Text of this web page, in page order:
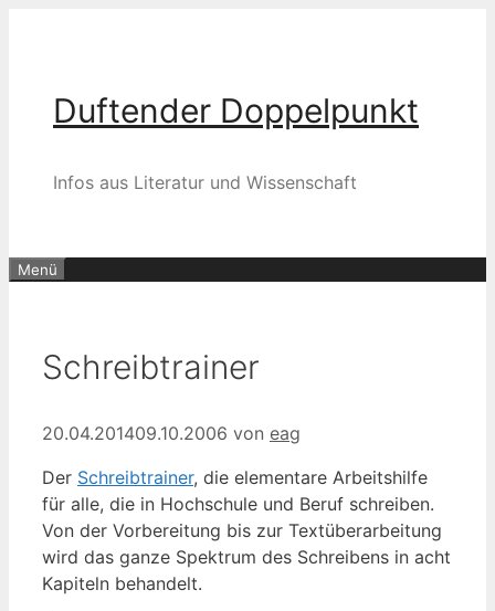
Duftender Doppelpunkt
Infos aus Literatur und Wissenschaft
Menü
Schreibtrainer
20.04.201409.10.2006 von eag
Der Schreibtrainer, die elementare Arbeitshilfe
für alle, die in Hochschule und Beruf schreiben.
Von der Vorbereitung bis zur Textüberarbeitung
wird das ganze Spektrum des Schreibens in acht
Kapiteln behandelt.